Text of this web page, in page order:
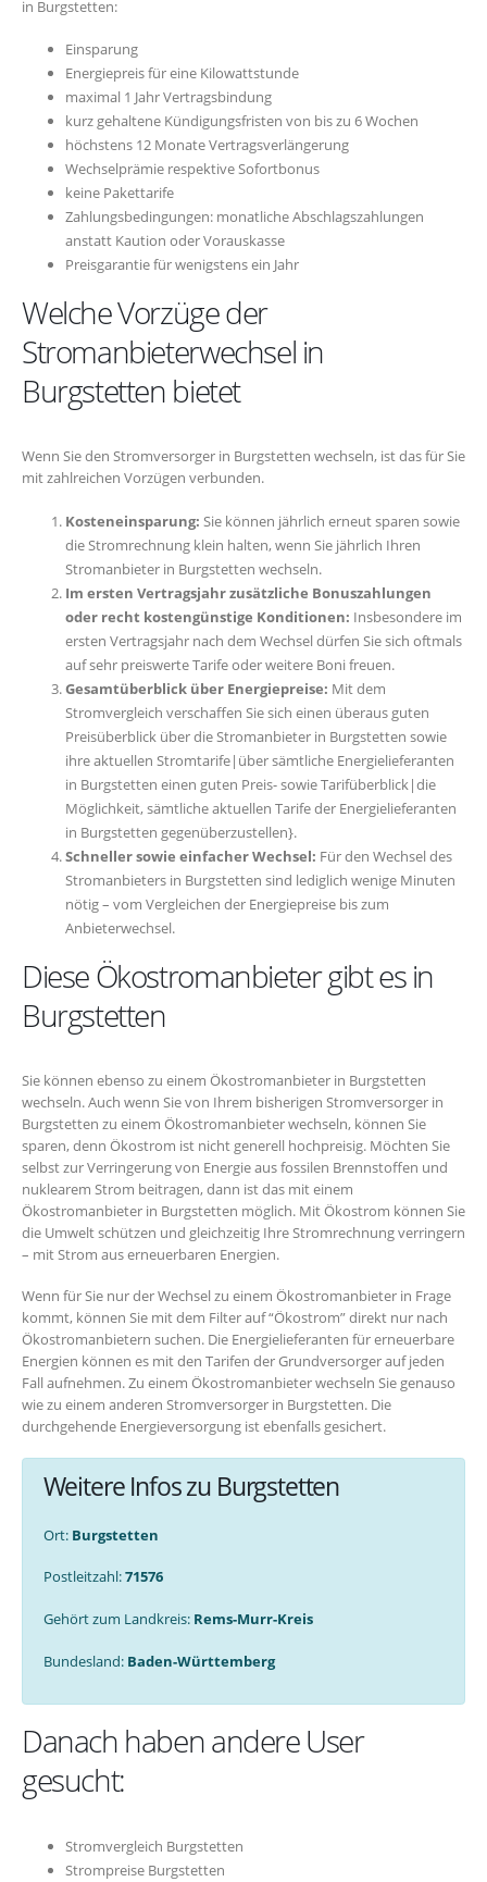
in Burgstetten:
Einsparung
Energiepreis für eine Kilowattstunde
maximal 1 Jahr Vertragsbindung
kurz gehaltene Kündigungsfristen von bis zu 6 Wochen
höchstens 12 Monate Vertragsverlängerung
Wechselprämie respektive Sofortbonus
keine Pakettarife
Zahlungsbedingungen: monatliche Abschlagszahlungen
anstatt Kaution oder Vorauskasse
Preisgarantie für wenigstens ein Jahr
Welche Vorzüge der
Stromanbieterwechsel in
Burgstetten bietet
Wenn Sie den Stromversorger in Burgstetten wechseln, ist das für Sie
mit zahlreichen Vorzügen verbunden.
Kosteneinsparung: Sie können jährlich erneut sparen sowie
die Stromrechnung klein halten, wenn Sie jährlich Ihren
Stromanbieter in Burgstetten wechseln.
Im ersten Vertragsjahr zusätzliche Bonuszahlungen
oder recht kostengünstige Konditionen: Insbesondere im
ersten Vertragsjahr nach dem Wechsel dürfen Sie sich oftmals
auf sehr preiswerte Tarife oder weitere Boni freuen.
Gesamtüberblick über Energiepreise: Mit dem
Stromvergleich verschaffen Sie sich einen überaus guten
Preisüberblick über die Stromanbieter in Burgstetten sowie
ihre aktuellen Stromtarife|über sämtliche Energielieferanten
in Burgstetten einen guten Preis- sowie Tarifüberblick|die
Möglichkeit, sämtliche aktuellen Tarife der Energielieferanten
in Burgstetten gegenüberzustellen}.
Schneller sowie einfacher Wechsel: Für den Wechsel des
Stromanbieters in Burgstetten sind lediglich wenige Minuten
nötig – vom Vergleichen der Energiepreise bis zum
Anbieterwechsel.
Diese Ökostromanbieter gibt es in
Burgstetten
Sie können ebenso zu einem Ökostromanbieter in Burgstetten
wechseln. Auch wenn Sie von Ihrem bisherigen Stromversorger in
Burgstetten zu einem Ökostromanbieter wechseln, können Sie
sparen, denn Ökostrom ist nicht generell hochpreisig. Möchten Sie
selbst zur Verringerung von Energie aus fossilen Brennstoffen und
nuklearem Strom beitragen, dann ist das mit einem
Ökostromanbieter in Burgstetten möglich. Mit Ökostrom können Sie
die Umwelt schützen und gleichzeitig Ihre Stromrechnung verringern
– mit Strom aus erneuerbaren Energien.
Wenn für Sie nur der Wechsel zu einem Ökostromanbieter in Frage
kommt, können Sie mit dem Filter auf “Ökostrom” direkt nur nach
Ökostromanbietern suchen. Die Energielieferanten für erneuerbare
Energien können es mit den Tarifen der Grundversorger auf jeden
Fall aufnehmen. Zu einem Ökostromanbieter wechseln Sie genauso
wie zu einem anderen Stromversorger in Burgstetten. Die
durchgehende Energieversorgung ist ebenfalls gesichert.
Weitere Infos zu Burgstetten
Ort: Burgstetten
Postleitzahl:71576
Gehört zum Landkreis: Rems-Murr-Kreis
Bundesland: Baden-Württemberg
Danach haben andere User
gesucht:
Stromvergleich Burgstetten
Strompreise Burgstetten